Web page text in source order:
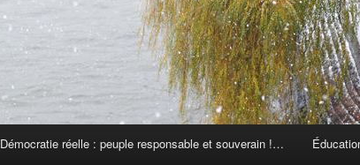
Démocratie réelle : peuple responsable et souverain !…